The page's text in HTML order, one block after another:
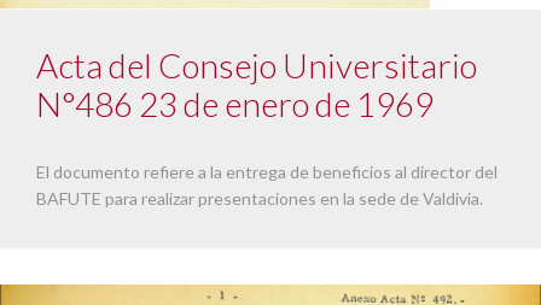
Acta del Consejo Universitario
N°486 23 de enero de 1969
El documento refiere a la entrega de beneficios al director del
BAFUTE para realizar presentaciones en la sede de Valdivia.